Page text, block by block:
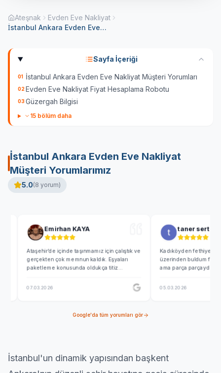
Ateşnak
Evden Eve Nakliyat
İstanbul Ankara Evden Eve Nakliyat
Sayfa İçeriği
01 İstanbul Ankara Evden Eve Nakliyat Müşteri Yorumları
02Evden Eve Nakliyat Fiyat Hesaplama Robotu
03Güzergah Bilgisi
15bölüm daha
İstanbul Ankara Evden Eve Nakliyat
Müşteri Yorumlarımız
5.0(8 yorum)
Emirhan KAYA
Ataşehir’de içinde taşınmamız için çalıştık ve
gerçekten çok memnun kaldık. Eşyaları
paketleme konusunda oldukça titiz
ekstra özen gösterdiler teşekkür ederim
07.03.2026
taner sertel
Kadıköyden fethiyeye
üzerinden buldum firmayı çok
ama parça parçaydı çok uygun
kaldım teşekkür ediyorum. Her
teslim oldu ve bir
sağolsunlar
05.03.2026
Google'da tüm yorumları gör
İstanbul'un dinamik yapısından başkent